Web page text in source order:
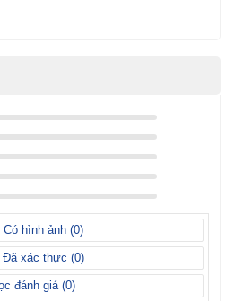
Có hình ảnh (0)
Đã xác thực (0)
đánh giá (0)